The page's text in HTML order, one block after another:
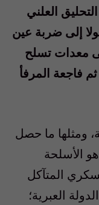
العلني
وصولا إلى ضربة عين
معدات تسلح
فاجعة المرفأ
ومثلها ما حصل
الأسلحة
المتآكل
العبرية؛